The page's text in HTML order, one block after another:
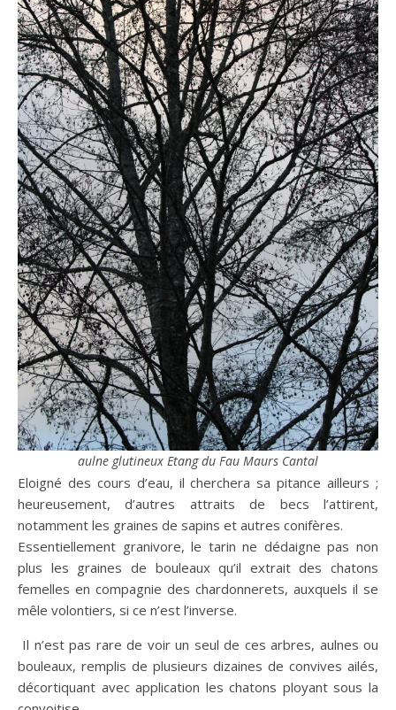
aulne glutineux Etang du Fau Maurs Cantal
Eloigné des cours d’eau, il cherchera sa pitance ailleurs ;
heureusement, d’autres attraits de becs l’attirent,
notamment les graines de sapins et autres conifères.
Essentiellement granivore, le tarin ne dédaigne pas non
plus les graines de bouleaux qu’il extrait des chatons
femelles en compagnie des chardonnerets, auxquels il se
mêle volontiers, si ce n’est l’inverse.
Il n’est pas rare de voir un seul de ces arbres, aulnes ou
bouleaux, remplis de plusieurs dizaines de convives ailés,
décortiquant avec application les chatons ployant sous la